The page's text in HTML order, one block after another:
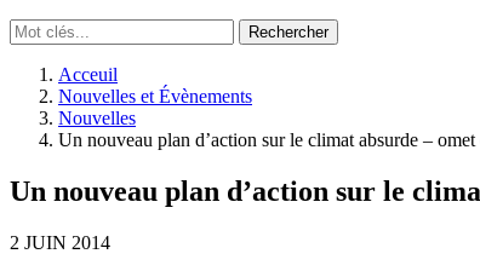
Acceuil
Nouvelles et Évènements
Nouvelles
Un nouveau plan d’action sur le climat absurde –
Un nouveau plan d’action sur le
2 JUIN 2014